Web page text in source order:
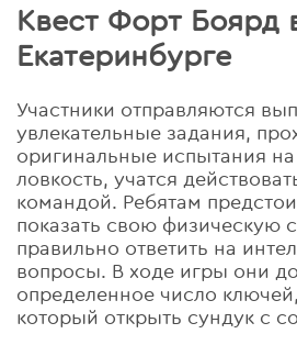
Квест Форт Боярд
Екатеринбурге
Участники отправляются
увлекательные задания,
оригинальные испытания на
ловкость, учатся
командой. Ребятам
показать свою физическую
правильно ответить на
вопросы. В ходе игры они
определенное число
который открыть сундук с